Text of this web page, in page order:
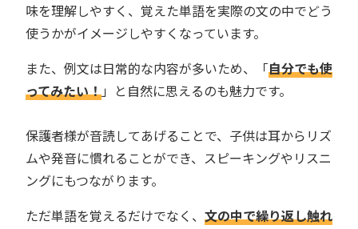
味を理解しやすく、覚えた単語を実際の文の中でどう
使うかがイメージしやすくなっています。
また、例文は日常的な内容が多いため、「自分でも使
ってみたい！」と自然に思えるのも魅力です。
保護者様が音読してあげることで、子供は耳からリズ
ムや発音に慣れることができ、スピーキングやリスニ
ングにもつながります。
ただ単語を覚えるだけでなく、 文の中で繰り返し触れ